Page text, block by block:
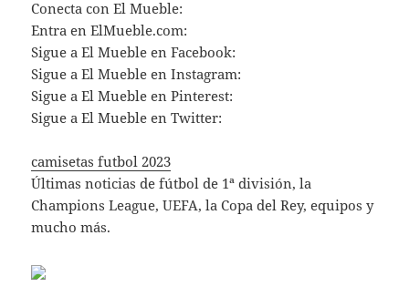
Conecta con El Mueble:
Entra en ElMueble.com:
Sigue a El Mueble en Facebook:
Sigue a El Mueble en Instagram:
Sigue a El Mueble en Pinterest:
Sigue a El Mueble en Twitter:
camisetas futbol 2023
Últimas noticias de fútbol de 1ª división, la
Champions League, UEFA, la Copa del Rey, equipos y
mucho más.